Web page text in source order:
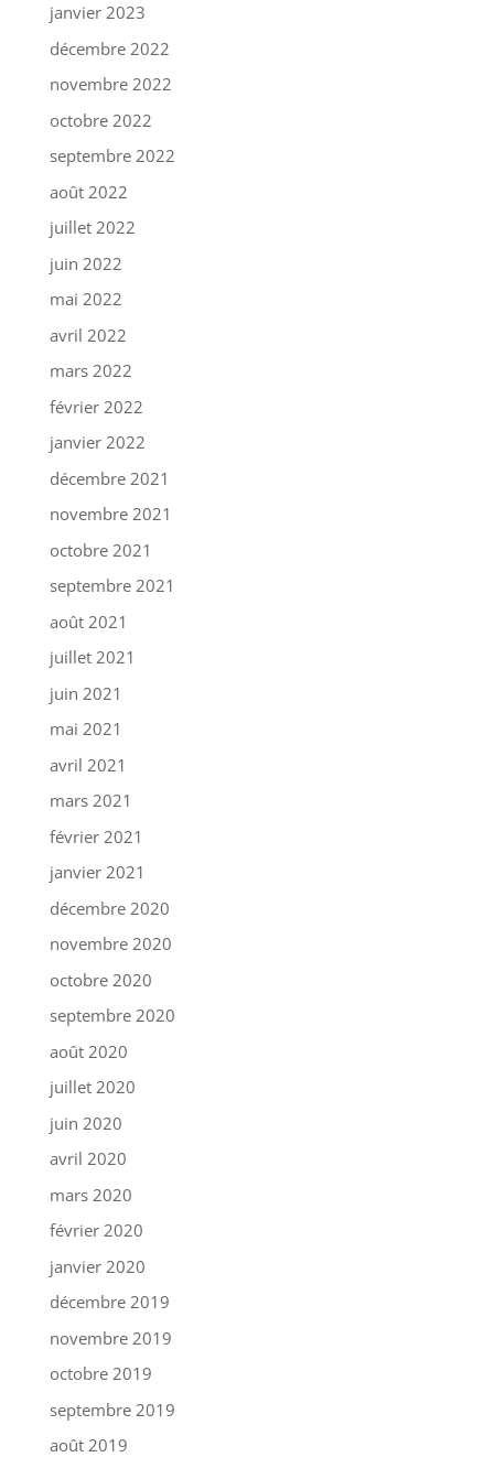
janvier 2023
décembre 2022
novembre 2022
octobre 2022
septembre 2022
août 2022
juillet 2022
juin 2022
mai 2022
avril 2022
mars 2022
février 2022
janvier 2022
décembre 2021
novembre 2021
octobre 2021
septembre 2021
août 2021
juillet 2021
juin 2021
mai 2021
avril 2021
mars 2021
février 2021
janvier 2021
décembre 2020
novembre 2020
octobre 2020
septembre 2020
août 2020
juillet 2020
juin 2020
avril 2020
mars 2020
février 2020
janvier 2020
décembre 2019
novembre 2019
octobre 2019
septembre 2019
août 2019